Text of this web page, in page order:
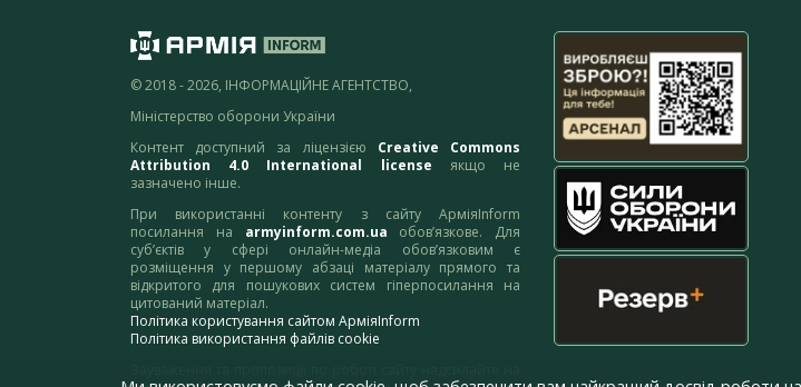
© 2018 - 2026, ІНФОРМАЦІЙНЕ АГЕНТСТВО,
Міністерство оборони України
Контент доступний за ліцензією Creative Commons
Attribution 4.0 International license якщо не
зазначено інше.
При використанні контенту з сайту АрміяInform
посилання на armyinform.com.ua обов’язкове. Для
суб’єктів у сфері онлайн-медіа обов’язковим є
розміщення у першому абзаці матеріалу прямого та
відкритого для пошукових систем гіперпосилання на
цитований матеріал.
Політика користування сайтом АрміяInform
Політика використання файлів cookie